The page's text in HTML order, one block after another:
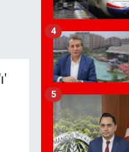
4
5